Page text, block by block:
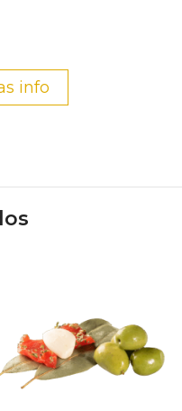
info